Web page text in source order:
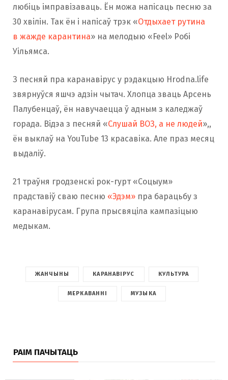
любіць імправізаваць. Ён можа напісаць песню за
30 хвілін. Так ён і напісаў трэк «Отдыхает рутина
в жажде карантина» на мелодыю «Feel» Робі
Уільямса.
З песняй пра каранавірус у рэдакцыю Hrodna.life
звярнуўся яшчэ адзін чытач. Хлопца зваць Арсень
Палубенцаў, ён навучаецца ў адным з каледжаў
горада. Відэа з песняй «Слушай ВОЗ, а не людей»,,
ён выклаў на YouTube 13 красавіка. Але праз месяц
выдаліў.
21 траўня гродзенскі рок-гурт «Соцыум»
прадставіў сваю песню «Эдэм» пра барацьбу з
каранавірусам. Група прысвяціла кампазіцыю
медыкам.
ЖАНЧЫНЫ КАРАНАВІРУС КУЛЬТУРА
МЕРКАВАННІ МУЗЫКА
РАІМ ПАЧЫТАЦЬ